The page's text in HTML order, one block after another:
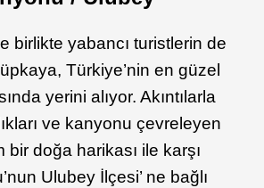
birlikte yabancı turistlerin de
Türkiye’nin en güzel
yerini alıyor. Akıntılarla
ve kanyonu çevreleyen
bir doğa harikası ile karşı
Ulubey İlçesi’ ne bağlı